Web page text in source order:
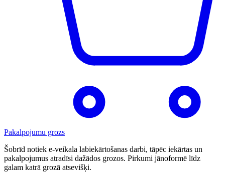
Pakalpojumu grozs
Šobrīd notiek e-veikala labiekārtošanas darbi, tāpēc iekārtas un
pakalpojumus atradīsi dažādos grozos. Pirkumi jānoformē līdz
galam katrā grozā atsevišķi.